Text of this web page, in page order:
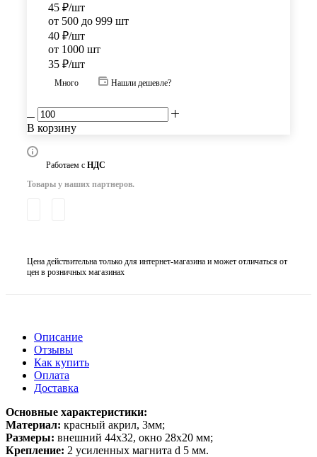
45 ₽/шт
от 500 до 999 шт
40 ₽/шт
от 1000 шт
35 ₽/шт
Много Нашли дешевле?
В корзину
Работаем с НДС
Товары у наших партнеров.
Цена действительна только для интернет-магазина и может отличаться от
цен в розничных магазинах
Описание
Отзывы
Как купить
Оплата
Доставка
Основные характеристики:
Материал: красный акрил, 3мм;
Размеры: внешний 44х32, окно 28х20 мм;
Крепление: 2 усиленных магнита d 5 мм.